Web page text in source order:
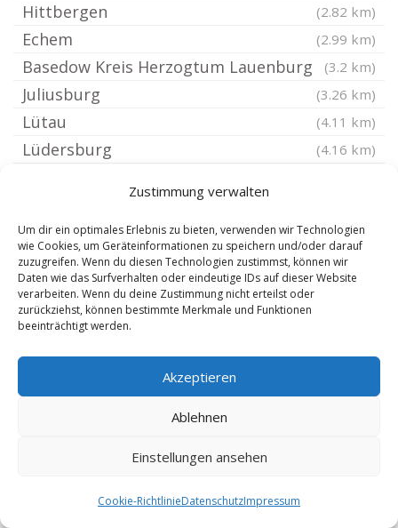
Zustimmung verwalten
Um dir ein optimales Erlebnis zu bieten, verwenden wir Technologien
wie Cookies, um Geräteinformationen zu speichern und/oder darauf
zuzugreifen. Wenn du diesen Technologien zustimmst, können wir
Daten wie das Surfverhalten oder eindeutige IDs auf dieser Website
verarbeiten. Wenn du deine Zustimmung nicht erteilst oder
zurückziehst, können bestimmte Merkmale und Funktionen
beeinträchtigt werden.
Akzeptieren
Ablehnen
Einstellungen ansehen
Cookie-RichtlinieDatenschutzImpressum
Hittbergen (2.82 km)
Echem (2.99 km)
Basedow Kreis Herzogtum Lauenburg (3.2 km)
Juliusburg (3.26 km)
Lütau (4.11 km)
Lüdersburg (4.16 km)
Brietlingen (5.22 km)
Scharnebeck bei Lüneburg (5.38 km)
Wangelau (5.45 km)
Tespe
Barum Kreis Lüneburg
Rullstorf (6.42 km)
Lüneburg Scharnebeck
Schulendorf Lauenburg
Boizenburg Elbe